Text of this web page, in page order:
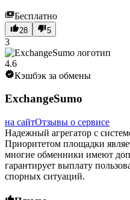
Бесплатно
28 5
3
4.6
Кэшбэк за обмены
ExchangeSumo
на сайтОтзывы о сервисе
Надежный агрегатор с
Приоритетом площадки
многие обменники имеют
гарантирует выплату
спорных ситуаций.